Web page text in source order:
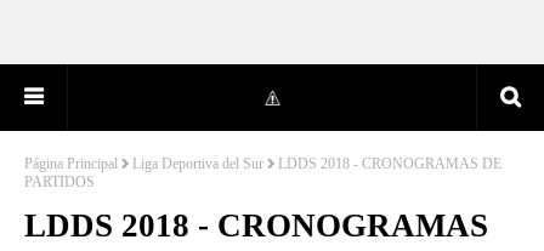
Página Principal Liga Deportiva del Sur
LDDS 2018 - CRONOGRAMAS DE
PARTIDOS
LDDS 2018 - CRONOGRAMAS